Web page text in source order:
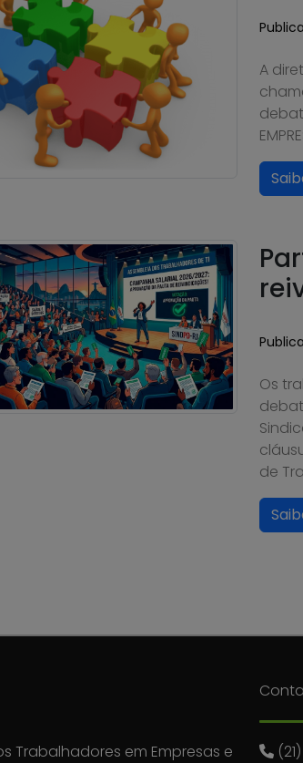
A
Os
de
Trabalhadores em Empresas e